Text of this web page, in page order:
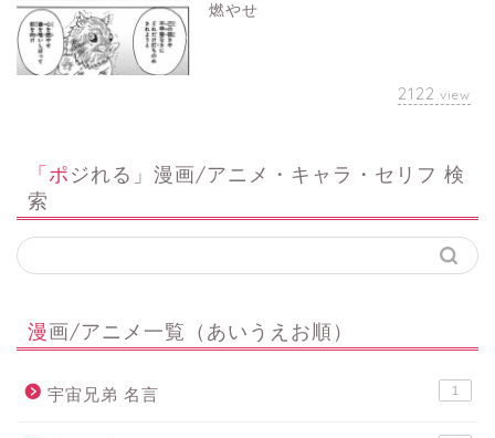
燃やせ
2122 view
「ポジれる」漫画/アニメ・キャラ・セリフ 検
索
漫画/アニメ一覧（あいうえお順）
宇宙兄弟 名言 1